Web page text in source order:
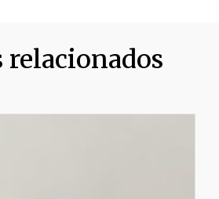
relacionados